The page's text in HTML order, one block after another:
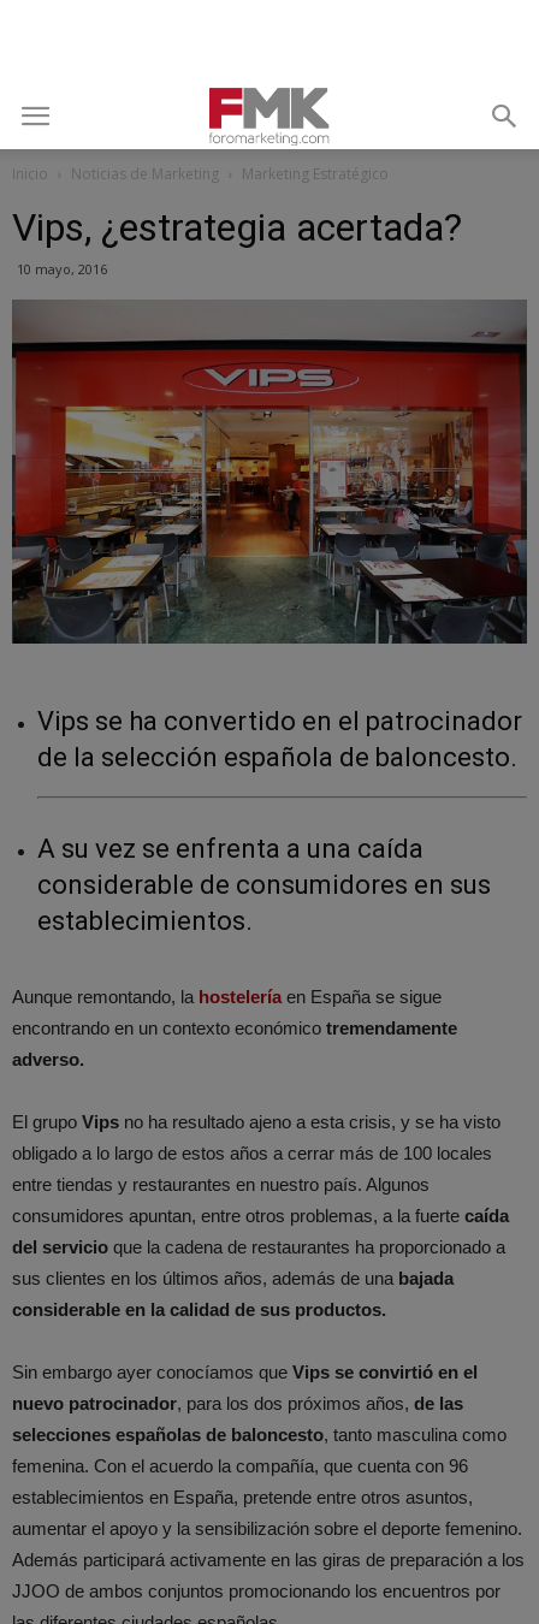
Inicio Noticias de Marketing Marketing Estratégico
Vips, ¿estrategia acertada?
10 mayo, 2016
Vips se ha convertido en el patrocinador
de la selección española de baloncesto.
A su vez se enfrenta a una caída
considerable de consumidores en sus
establecimientos.
Aunque remontando, la hostelería en España se sigue
encontrando en un contexto económico tremendamente
adverso.
El grupo Vips no ha resultado ajeno a esta crisis, y se ha visto
obligado a lo largo de estos años a cerrar más de 100 locales
entre tiendas y restaurantes en nuestro país. Algunos
consumidores apuntan, entre otros problemas, a la fuerte caída
del servicio que la cadena de restaurantes ha proporcionado a
sus clientes en los últimos años, además de una bajada
considerable en la calidad de sus productos.
Sin embargo ayer conocíamos que Vips se convirtió en el
nuevo patrocinador, para los dos próximos años, de las
selecciones españolas de baloncesto, tanto masculina como
femenina. Con el acuerdo la compañía, que cuenta con 96
establecimientos en España, pretende entre otros asuntos,
aumentar el apoyo y la sensibilización sobre el deporte femenino.
Además participará activamente en las giras de preparación a los
JJOO de ambos conjuntos promocionando los encuentros por